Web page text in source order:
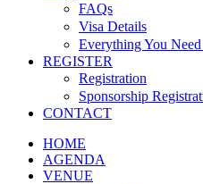
FAQs
Visa Details
Everything You
REGISTER
Registration
Sponsorship
CONTACT
HOME
AGENDA
VENUE